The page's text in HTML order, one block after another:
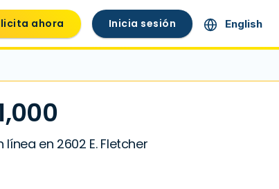
ahora Inicia sesión English
en 2602 E. Fletcher